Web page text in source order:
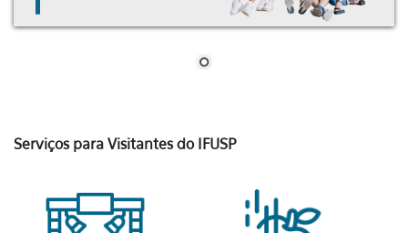
Serviços para Visitantes do IFUSP